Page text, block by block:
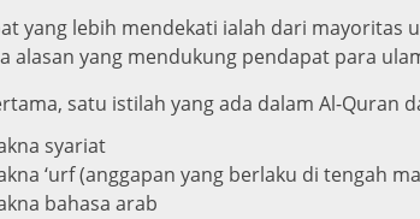
yang lebih mendekati ialah dari mayoritas
alasan yang mendukung pendapat para
satu istilah yang ada dalam Al-Quran
syariat
‘urf (anggapan yang berlaku di tengah
bahasa arab